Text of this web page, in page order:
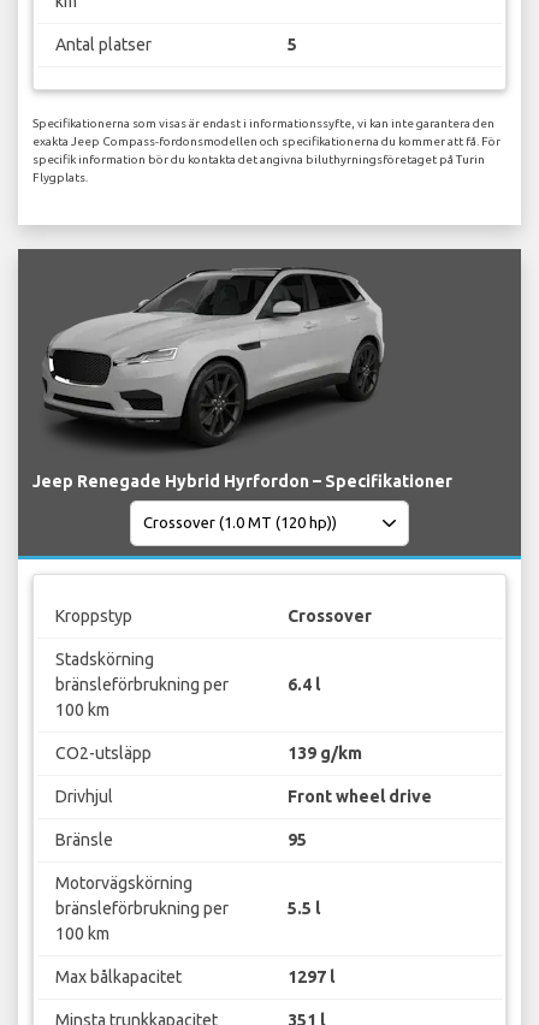
Antal platser 5
Specifikationerna som visas är endast i informationssyfte, vi kan inte garantera den
exakta Jeep Compass-fordonsmodellen och specifikationerna du kommer att få. För
specifik information bör du kontakta det angivna biluthyrningsföretaget på Turin
Flygplats.
Jeep Renegade Hybrid Hyrfordon – Specifikationer
Kroppstyp Crossover
Stadskörning
bränsleförbrukning per
100 km
6.4 l
CO2-utsläpp 139 g/km
Drivhjul Front wheel drive
Bränsle 95
Motorvägskörning
bränsleförbrukning per
100 km
5.5 l
Max bålkapacitet 1297 l
Minsta trunkkapacitet 351 l